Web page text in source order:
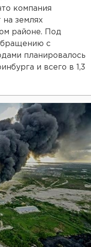
компания
на землях
районе. Под
с
планировалось
и всего в 1,3